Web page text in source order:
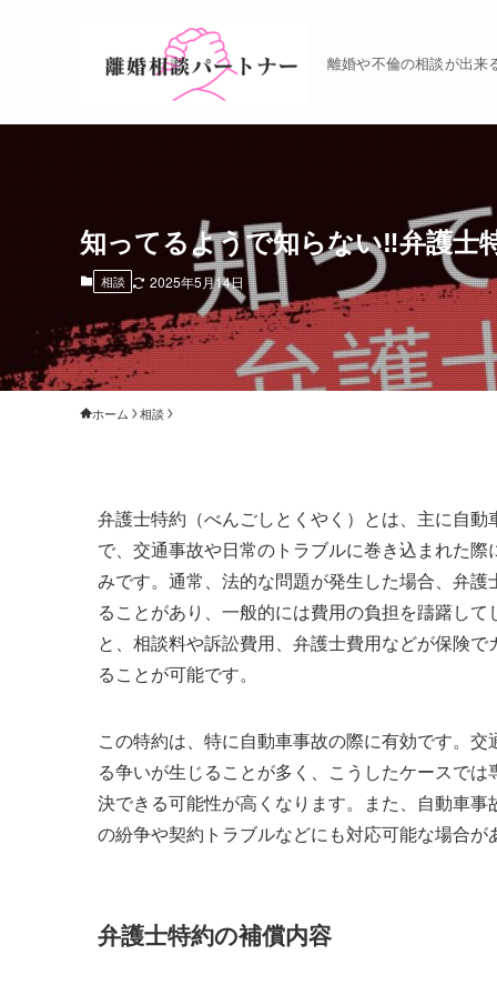
離婚や不倫の相談が出来
知ってるようで知らない‼弁護士
相談 2025年5月14日
ホーム 相談
弁護士特約（べんごしとくやく）とは、主に自
で、交通事故や日常のトラブルに巻き込まれた
みです。通常、法的な問題が発生した場合、弁
ることがあり、一般的には費用の負担を躊躇し
と、相談料や訴訟費用、弁護士費用などが保険
ることが可能です。
この特約は、特に自動車事故の際に有効です。
る争いが生じることが多く、こうしたケースで
決できる可能性が高くなります。また、自動車
の紛争や契約トラブルなどにも対応可能な場合
弁護士特約の補償内容